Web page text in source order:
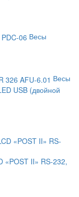
Весы
Весы
USB (двойной
«POST II» RS-232,